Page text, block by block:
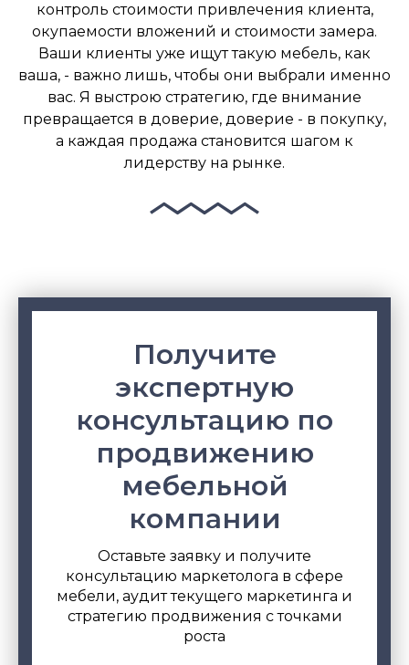
контроль стоимости привлечения клиента,
окупаемости вложений и стоимости замера.
Ваши клиенты уже ищут такую мебель, как
ваша, - важно лишь, чтобы они выбрали именно
вас. Я выстрою стратегию, где внимание
превращается в доверие, доверие - в покупку,
а каждая продажа становится шагом к
лидерству на рынке.
Получите
экспертную
консультацию по
продвижению
мебельной
компании
Оставьте заявку и получите
консультацию маркетолога в сфере
мебели, аудит текущего маркетинга и
стратегию продвижения с точками
роста